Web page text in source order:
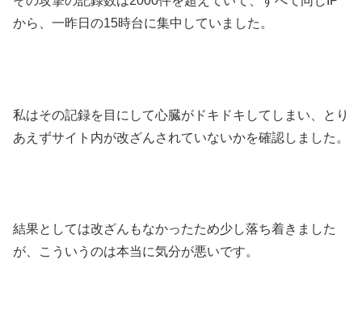
から、一昨日の15時台に集中していました。
私はその記録を目にして心臓がドキドキしてしまい、とり
あえずサイト内が改ざんされていないかを確認しました。
結果としては改ざんもなかったため少し落ち着きました
が、こういうのは本当に気分が悪いです。